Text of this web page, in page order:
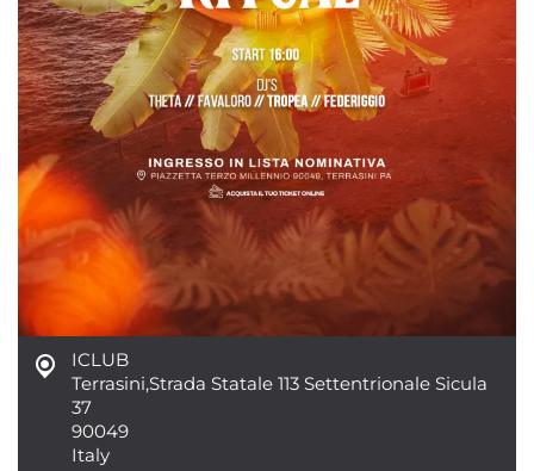
ICLUB
Terrasini,Strada Statale 113 Settentrionale Sicula
37
90049
Italy